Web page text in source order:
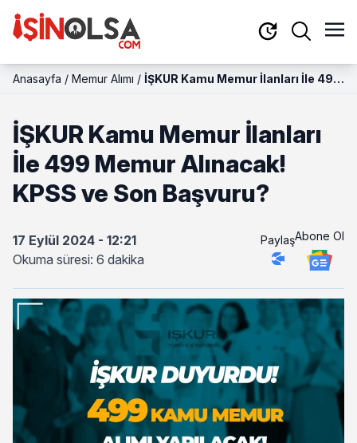
Anasayfa / Memur Alımı / İŞKUR Kamu Memur İlanları İle 499
İŞKUR Kamu Memur İlanları
İle 499 Memur Alınacak!
KPSS ve Son Başvuru?
17 Eylül 2024 - 12:21
Okuma süresi: 6 dakika
PaylaşAbone Ol